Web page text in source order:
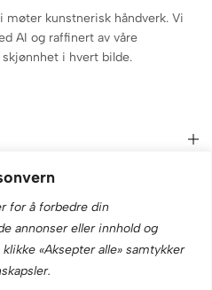
for å forbedre din
annonser eller innhold og
«Aksepter alle» samtykker
kunstnerisk håndverk. Vi
AI og raffinert av våre
i hvert bilde.
forbeholdt. Designet av